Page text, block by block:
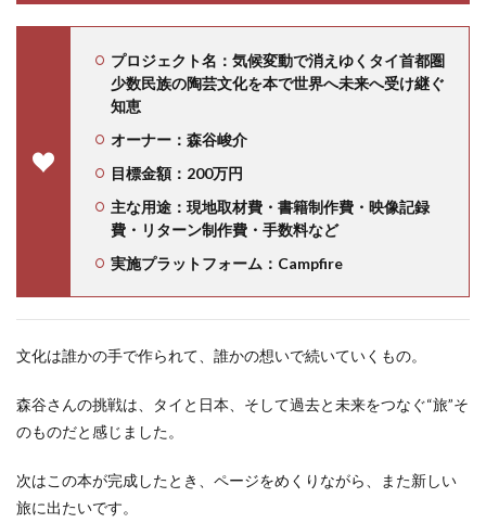
プロジェクト名：気候変動で消えゆくタイ首都圏
少数民族の陶芸文化を本で世界へ未来へ受け継ぐ
知恵
オーナー：森谷峻介
目標金額：200万円
主な用途：現地取材費・書籍制作費・映像記録
費・リターン制作費・手数料など
実施プラットフォーム：Campfire
文化は誰かの手で作られて、誰かの想いで続いていくもの。
森谷さんの挑戦は、タイと日本、そして過去と未来をつなぐ“旅”そ
のものだと感じました。
次はこの本が完成したとき、ページをめくりながら、また新しい
旅に出たいです。